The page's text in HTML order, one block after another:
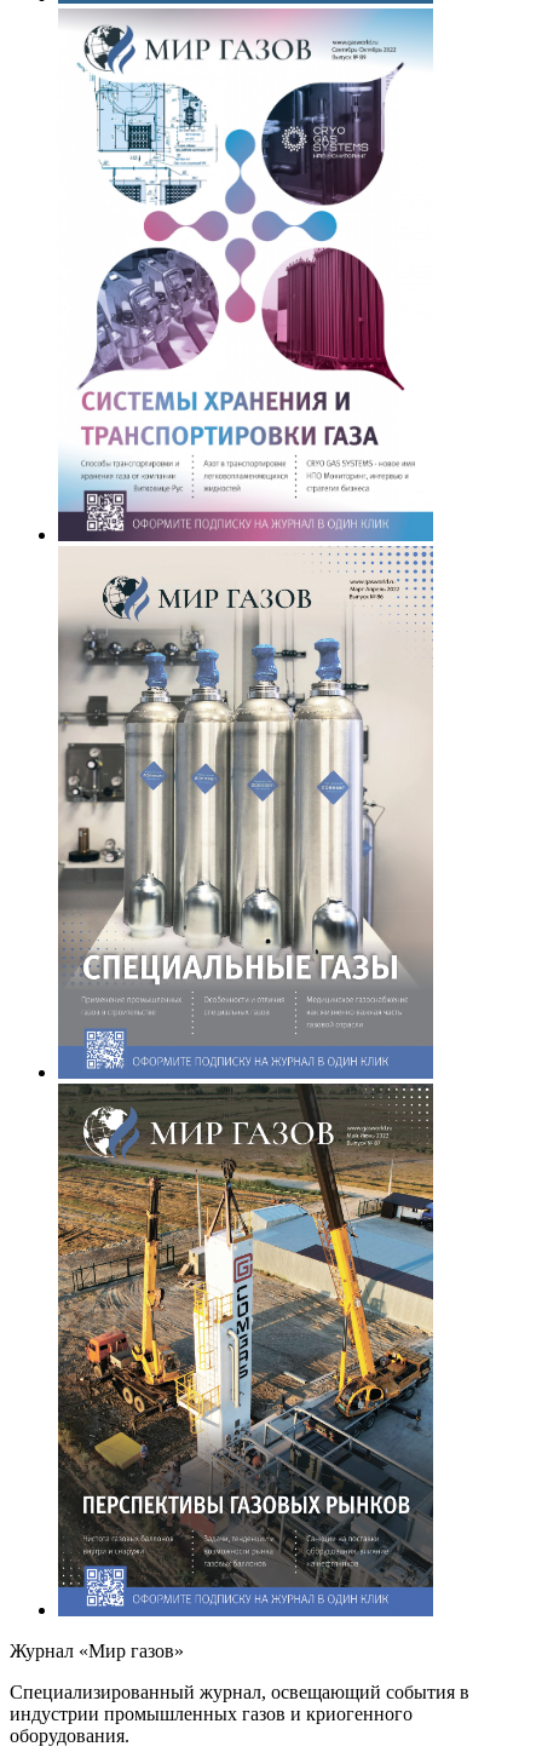
Журнал «Мир газов»
Cпециализированный журнал, освещающий события в
индустрии промышленных газов и криогенного
оборудования.